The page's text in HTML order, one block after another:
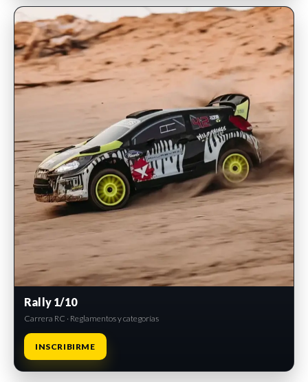
INSCRIPCIONES ABIERTAS
Rally 1/10
Carrera RC · Reglamentos y categorías
INSCRIBIRME